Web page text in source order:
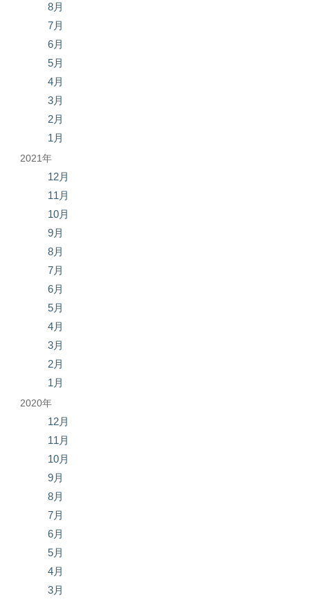
8月
7月
6月
5月
4月
3月
2月
1月
2021年
12月
11月
10月
9月
8月
7月
6月
5月
4月
3月
2月
1月
2020年
12月
11月
10月
9月
8月
7月
6月
5月
4月
3月